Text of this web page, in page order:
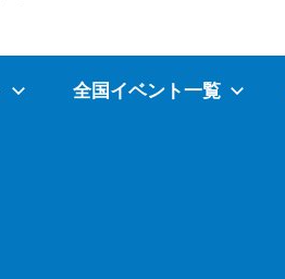
全国イベント一覧